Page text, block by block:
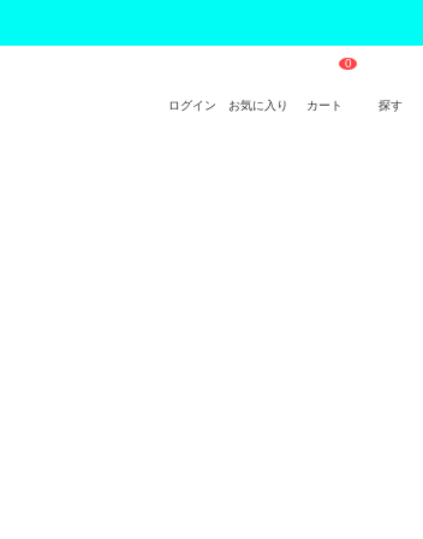
ログイン お気に入り カート 探す